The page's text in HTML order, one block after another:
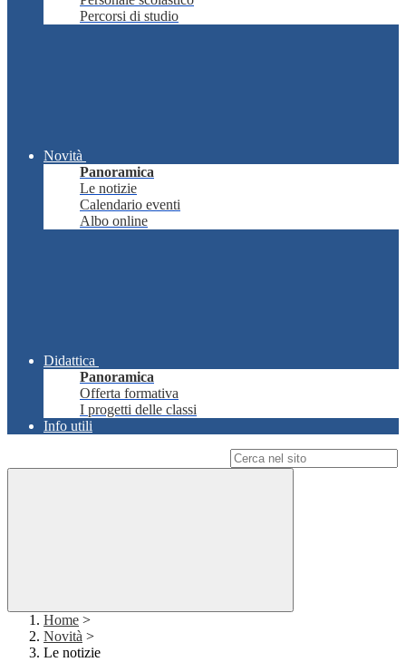
Percorsi di studio
Novità
Panoramica
Le notizie
Calendario eventi
Albo online
Didattica
Panoramica
Offerta formativa
I progetti delle classi
Info utili
Home >
Novità >
Le notizie